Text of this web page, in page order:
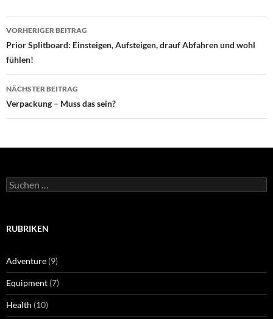
Beitragsnavigation
VORHERIGER BEITRAG
Prior Splitboard: Einsteigen, Aufsteigen, drauf Abfahren und wohl
fühlen!
NÄCHSTER BEITRAG
Verpackung – Muss das sein?
Suchen
nach:
RUBRIKEN
Adventure (9)
Equipment (7)
Health (10)